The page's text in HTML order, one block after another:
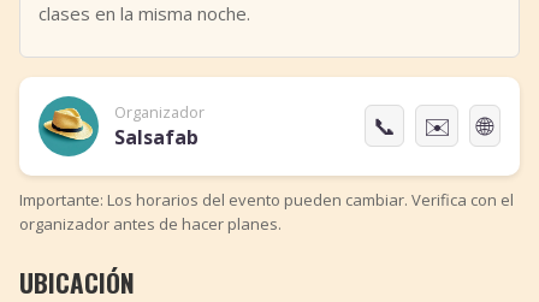
clases en la misma noche.
Organizador
Salsafab 📞 ✉️ 🌐
Importante: Los horarios del evento pueden cambiar. Verifica con el
organizador antes de hacer planes.
UBICACIÓN